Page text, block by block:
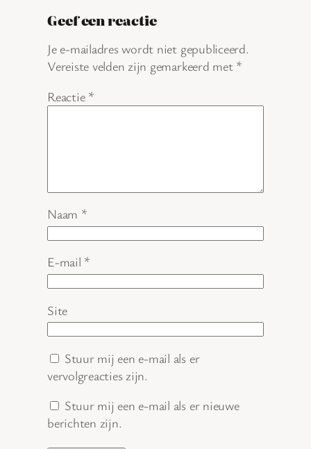
Geef een reactie
Je e-mailadres wordt niet gepubliceerd.
Vereiste velden zijn gemarkeerd met *
Reactie *
Naam *
E-mail *
Site
Stuur mij een e-mail als er
vervolgreacties zijn.
Stuur mij een e-mail als er nieuwe
berichten zijn.